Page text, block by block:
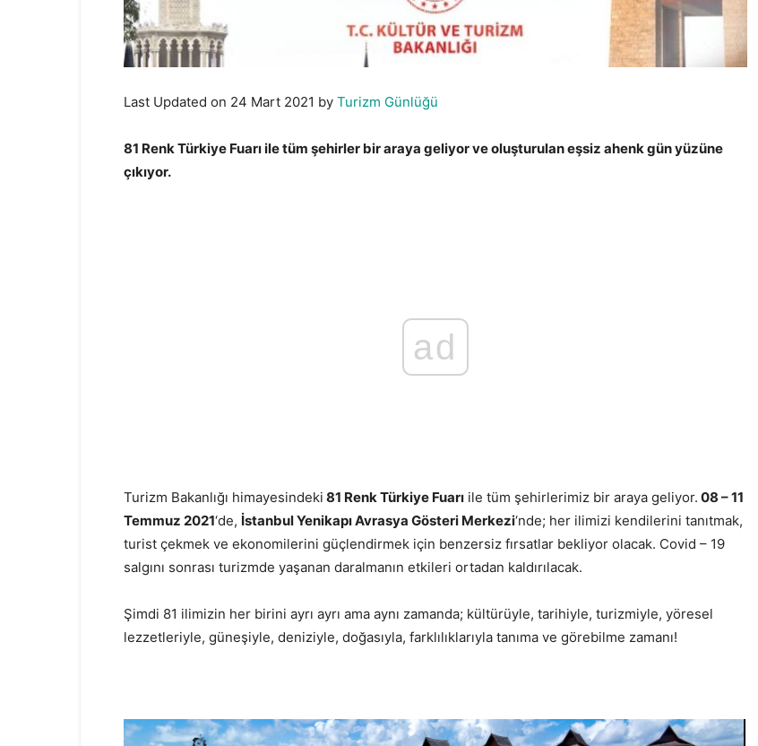
Last Updated on 24 Mart 2021 by Turizm Günlüğü
81 Renk Türkiye Fuarı ile tüm şehirler bir araya geliyor ve oluşturulan eşsiz ahenk gün yüzüne
çıkıyor.
ad
Turizm Bakanlığı himayesindeki 81 Renk Türkiye Fuarı ile tüm şehirlerimiz bir araya geliyor. 08 – 11
Temmuz 2021‘de, İstanbul Yenikapı Avrasya Gösteri Merkezi‘nde; her ilimizi kendilerini tanıtmak,
turist çekmek ve ekonomilerini güçlendirmek için benzersiz fırsatlar bekliyor olacak. Covid – 19
salgını sonrası turizmde yaşanan daralmanın etkileri ortadan kaldırılacak.
Şimdi 81 ilimizin her birini ayrı ayrı ama aynı zamanda; kültürüyle, tarihiyle, turizmiyle, yöresel
lezzetleriyle, güneşiyle, deniziyle, doğasıyla, farklılıklarıyla tanıma ve görebilme zamanı!